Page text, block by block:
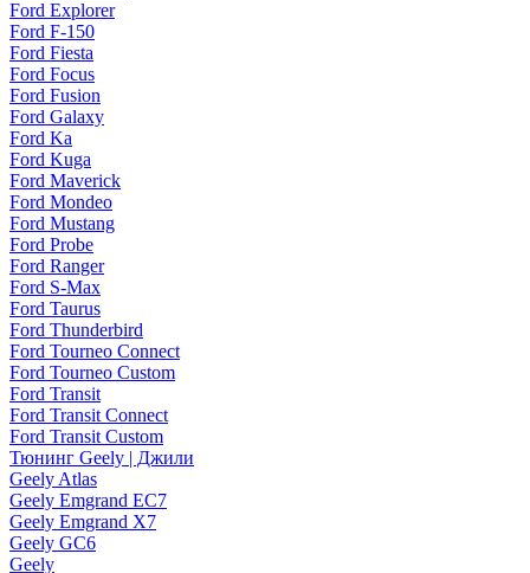
Ford Explorer
Ford F-150
Ford Fiesta
Ford Focus
Ford Fusion
Ford Galaxy
Ford Ka
Ford Kuga
Ford Maverick
Ford Mondeo
Ford Mustang
Ford Probe
Ford Ranger
Ford S-Max
Ford Taurus
Ford Thunderbird
Ford Tourneo Connect
Ford Tourneo Custom
Ford Transit
Ford Transit Connect
Ford Transit Custom
Тюнинг Geely | Джили
Geely Atlas
Geely Emgrand EC7
Geely Emgrand X7
Geely GC6
Geely